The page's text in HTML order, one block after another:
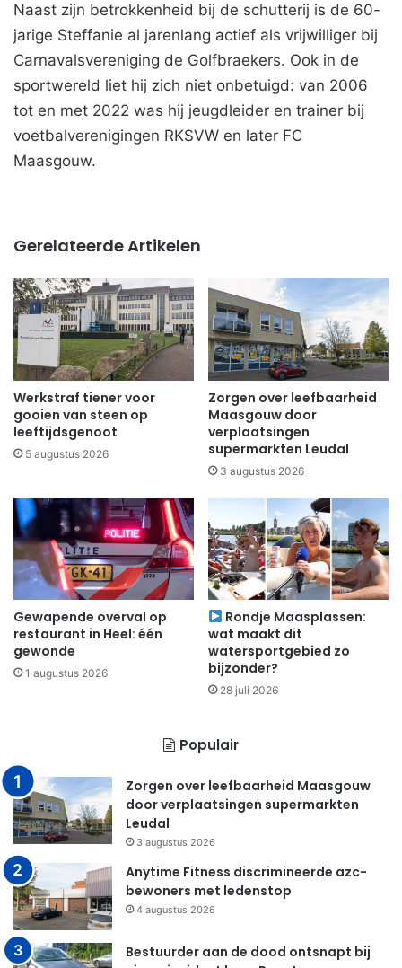
Naast zijn betrokkenheid bij de schutterij is de 60-
jarige Steffanie al jarenlang actief als vrijwilliger bij
Carnavalsvereniging de Golfbraekers. Ook in de
sportwereld liet hij zich niet onbetuigd: van 2006
tot en met 2022 was hij jeugdleider en trainer bij
voetbalverenigingen RKSVW en later FC
Maasgouw.
Gerelateerde Artikelen
Werkstraf tiener voor
gooien van steen op
leeftijdsgenoot
5 augustus 2026
Zorgen over leefbaarheid
Maasgouw door
verplaatsingen
supermarkten Leudal
3 augustus 2026
Gewapende overval op
restaurant in Heel: één
gewonde
1 augustus 2026
Rondje Maasplassen:
wat maakt dit
watersportgebied zo
bijzonder?
28 juli 2026
Populair
Zorgen over leefbaarheid Maasgouw
door verplaatsingen supermarkten
Leudal
3 augustus 2026
Anytime Fitness discrimineerde azc-
bewoners met ledenstop
4 augustus 2026
Bestuurder aan de dood ontsnapt bij